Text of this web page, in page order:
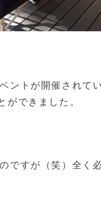
ントが開催されて
ができました。
ですが（笑）全く